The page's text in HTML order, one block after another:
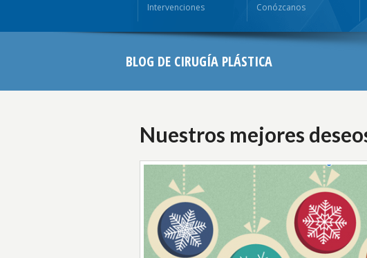
Intervenciones Conózcanos
BLOG DE CIRUGÍA PLÁSTICA
Nuestros mejores